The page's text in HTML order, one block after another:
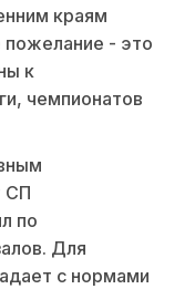
краям
пожелание - это
к
чемпионатов
СП
по
Для
с нормами